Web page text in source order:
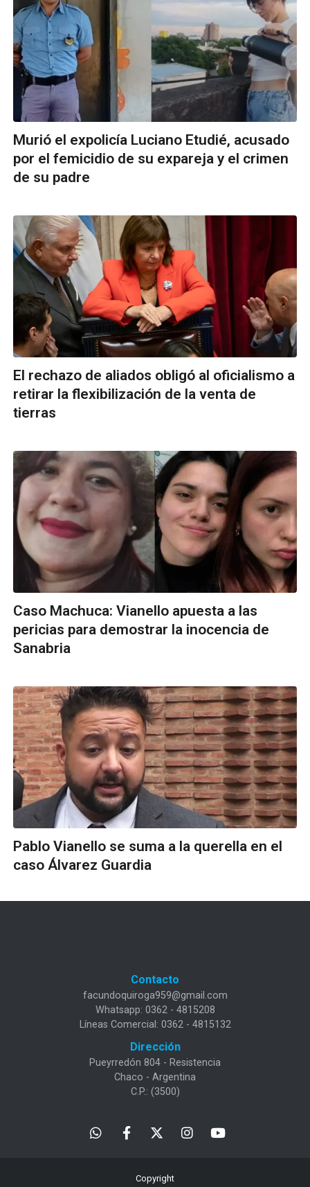
Murió el expolicía Luciano Etudié, acusado
por el femicidio de su expareja y el crimen
de su padre
El rechazo de aliados obligó al oficialismo a
retirar la flexibilización de la venta de
tierras
Caso Machuca: Vianello apuesta a las
pericias para demostrar la inocencia de
Sanabria
Pablo Vianello se suma a la querella en el
caso Álvarez Guardia
Contacto
facundoquiroga959@gmail.com
Whatsapp: 0362 - 4815208
Líneas Comercial: 0362 - 4815132
Dirección
Pueyrredón 804 - Resistencia
Chaco - Argentina
C.P.: (3500)
Copyright